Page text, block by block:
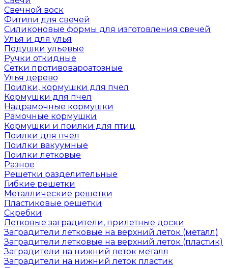
Свечной воск
Фитили для свечей
Силиконовые формы для изготовления свечей
Улья и для улья
Подушки ульевые
Ручки откидные
Сетки противовароатозные
Улья дерево
Поилки, кормушки для пчел
Кормушки для пчел
Надрамочные кормушки
Рамочные кормушки
Кормушки и поилки для птиц
Поилки для пчел
Поилки вакуумные
Поилки летковые
Разное
Решетки разделительные
Гибкие решетки
Металлические решетки
Пластиковые решетки
Скребки
Летковые заградители, прилетные доски
Заградители летковые на верхний леток (металл)
Заградители летковые на верхний леток (пластик)
Заградители на нижний леток металл
Заградители на нижний леток пластик